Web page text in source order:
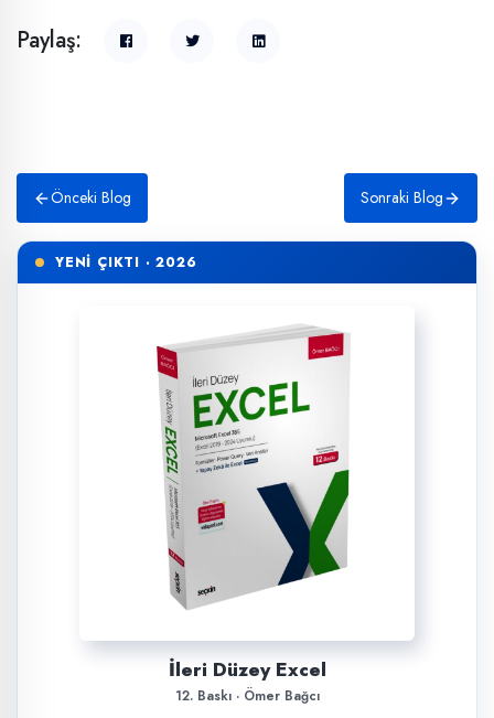
Paylaş:
Önceki Blog Sonraki Blog
YENİ ÇIKTI · 2026
İleri Düzey Excel
12. Baskı · Ömer Bağcı